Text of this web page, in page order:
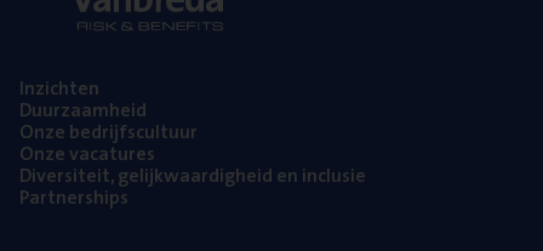
Inzich­ten
Duur­zaam­heid
Onze bedrijfs­cul­tuur
Onze vaca­tu­res
Diver­si­teit, gelijk­waar­dig­heid en inclusie
Part­ner­ships